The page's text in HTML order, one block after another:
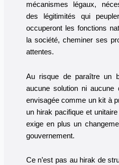
mécanismes légaux,
des légitimités qui
occuperont les fonctions
la société, cheminer ses
attentes.
Au risque de paraître un
aucune solution ni aucune
envisagée comme un kit à
un hirak pacifique et
exige en plus un
gouvernement.
Ce n’est pas au hirak de